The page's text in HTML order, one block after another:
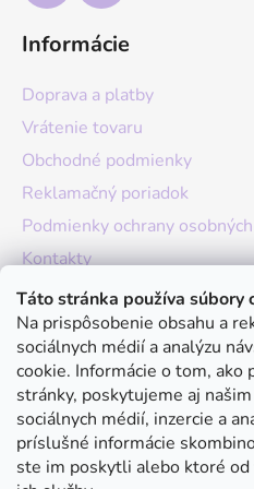
Táto stránka používa súbory
Na prispôsobenie obsahu a
sociálnych médií a analýzu
cookie. Informácie o tom, ako
stránky, poskytujeme aj
sociálnych médií, inzercie a
príslušné informácie
ste im poskytli alebo ktoré
Informácie
Doprava a platby
Vrátenie tovaru
Obchodné podmienky
Reklamačný poriadok
Podmienky ochrany
Kontakty
O nás
Hodnotenie obchodu
Moja objednávka
Instagram